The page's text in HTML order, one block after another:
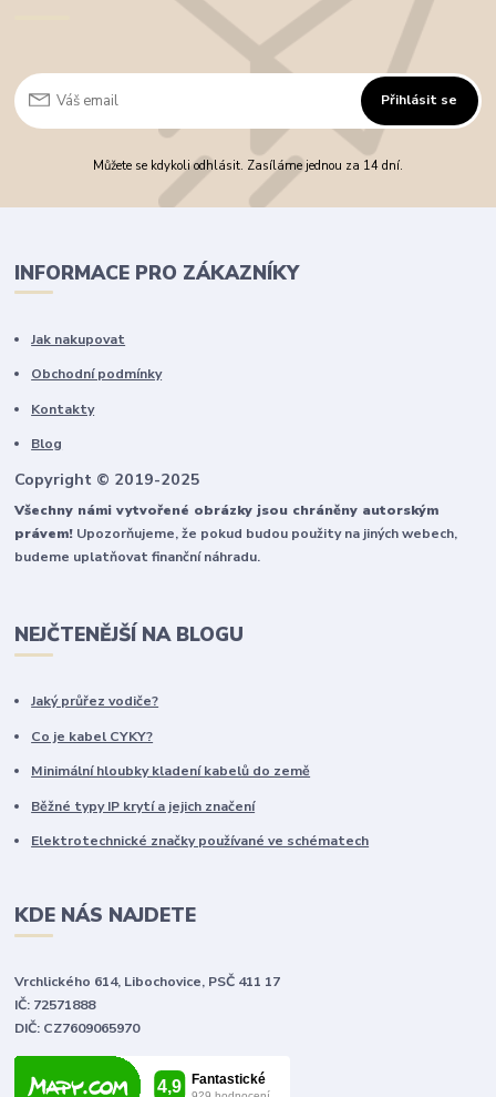
Přihlásit se
Můžete se kdykoli odhlásit. Zasíláme jednou za 14 dní.
INFORMACE PRO ZÁKAZNÍKY
Jak nakupovat
Obchodní podmínky
Kontakty
Blog
Copyright © 2019-2025
Všechny námi vytvořené obrázky jsou chráněny autorským
právem! Upozorňujeme, že pokud budou použity na jiných webech,
budeme uplatňovat finanční náhradu.
NEJČTENĚJŠÍ NA BLOGU
Jaký průřez vodiče?
Co je kabel CYKY?
Minimální hloubky kladení kabelů do země
Běžné typy IP krytí a jejich značení
Elektrotechnické značky používané ve schématech
KDE NÁS NAJDETE
Vrchlického 614, Libochovice, PSČ 411 17
IČ: 72571888
DIČ: CZ7609065970